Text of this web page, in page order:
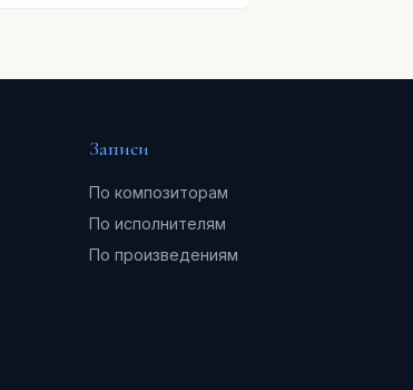
Записи
По композиторам
По исполнителям
По произведениям